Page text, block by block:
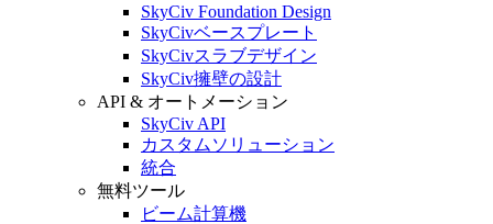
SkyCiv Foundation Design
SkyCivベースプレート
SkyCivスラブデザイン
SkyCiv擁壁の設計
API & オートメーション
SkyCiv API
カスタムソリューション
統合
無料ツール
ビーム計算機